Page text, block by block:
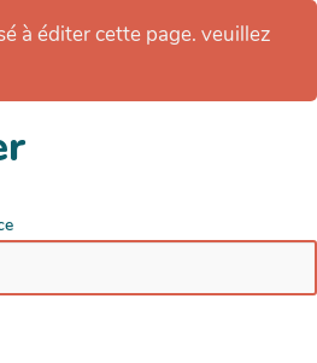
à éditer cette page. veuillez